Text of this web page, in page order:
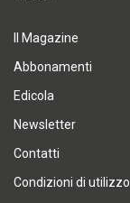
Il Magazine
Abbonamenti
Edicola
Newsletter
Contatti
Condizioni di utilizzo